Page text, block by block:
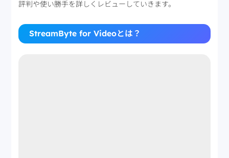
評判や使い勝手を詳しくレビューしていきます。
StreamByte for Videoとは？